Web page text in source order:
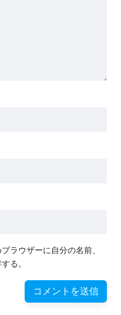
ラウザーに自分の名前、
る。